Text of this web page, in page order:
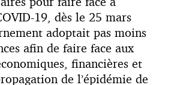
19, dès le 25 mars
adoptait pas moins
afin de faire face aux
financières et
de l’épidémie de